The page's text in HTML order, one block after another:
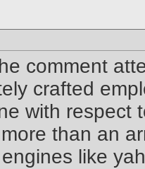
comment
crafted
with respect
than an
like